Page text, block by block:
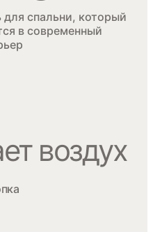
для спальни, который
в современный
воздух